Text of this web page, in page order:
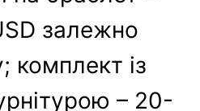
залежно
комплект із
– 20-